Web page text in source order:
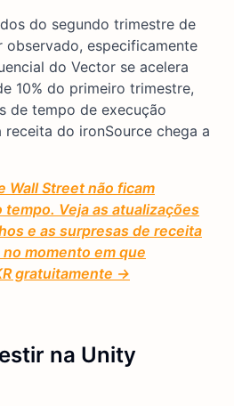
do segundo trimestre de
observado, especificamente
do Vector se acelera
10% do primeiro trimestre,
de tempo de execução
do ironSource chega a
Wall Street não ficam
Veja as atualizações
e as surpresas de receita
momento em que
gratuitamente →
na Unity